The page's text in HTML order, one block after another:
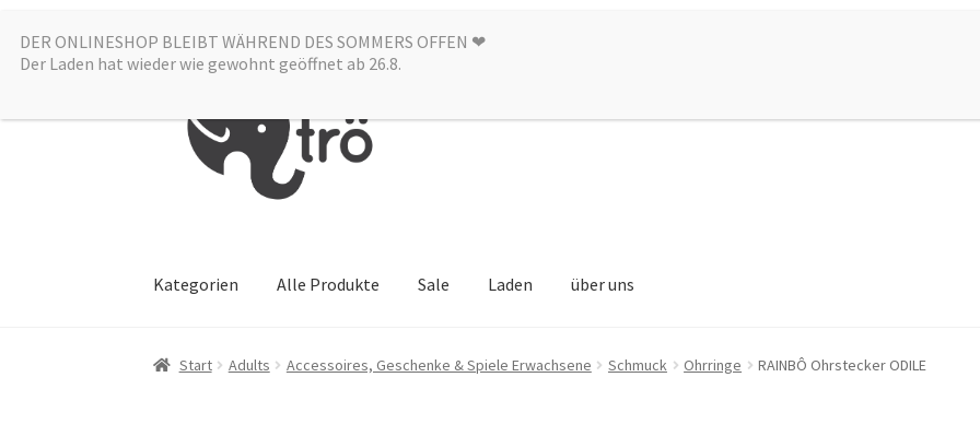
Zur
Zum
Kategorien Alle Produkte Sale Laden über uns
Start Adults Accessoires, Geschenke & Spiele Erwachsene Schmuck Ohrringe RAINBÔ Ohrstecker ODILE
DER ONLINESHOP BLEIBT WÄHREND DES SOMMERS OFFEN ❤︎
Der Laden hat wieder wie gewohnt geöffnet ab 26.8.